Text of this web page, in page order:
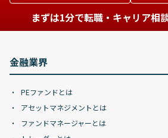
まずは1分で転職・キャリア相
金融業界
PEファンドとは
アセットマネジメントとは
ファンドマネージャーとは